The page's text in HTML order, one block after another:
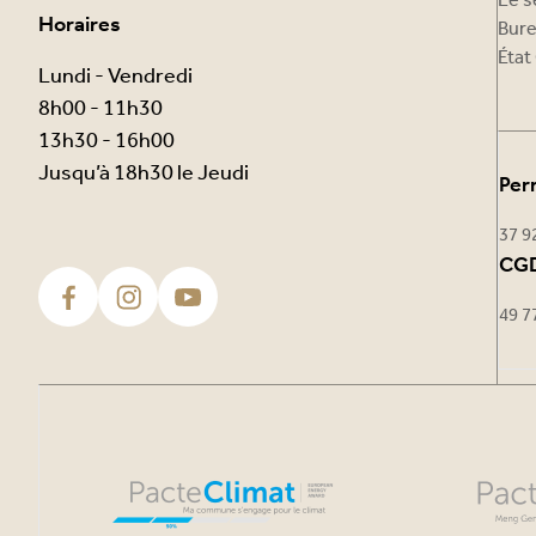
Horaires
Lundi - Vendredi
8h00 - 11h30
13h30 - 16h00
Jusqu’à 18h30 le Jeudi
37
49